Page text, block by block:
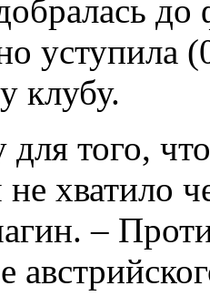
уступила
клубу.
для того,
хватило
–